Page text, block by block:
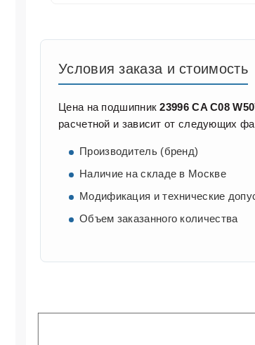
Условия заказа и стоимость
Цена на подшипник23996 CA C08
расчетной и зависит от следующих
Производитель (бренд)
Наличие на складе в Москве
Модификация и технические
Объем заказанного количества